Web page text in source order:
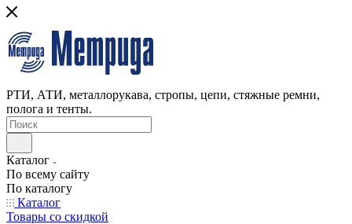
РТИ, АТИ, металлорукава, стропы, цепи, стяжные ремни,
полога и тенты.
Каталог
По всему сайту
По каталогу
Каталог
Товары со скидкой